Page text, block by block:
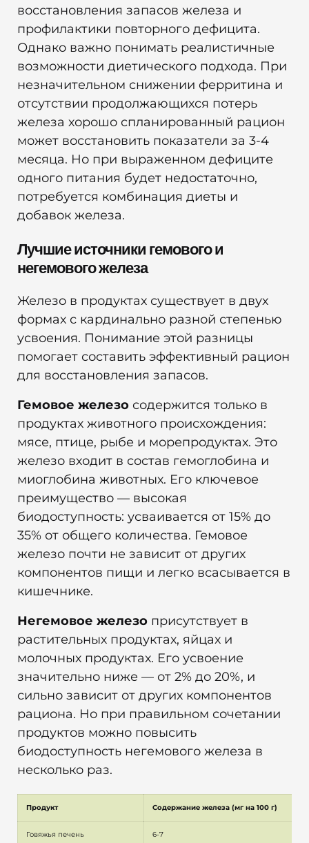
восстановления запасов железа и
профилактики повторного дефицита.
Однако важно понимать реалистичные
возможности диетического подхода. При
незначительном снижении ферритина и
отсутствии продолжающихся потерь
железа хорошо спланированный рацион
может восстановить показатели за 3-4
месяца. Но при выраженном дефиците
одного питания будет недостаточно,
потребуется комбинация диеты и
добавок железа.
Лучшие источники гемового и
негемового железа
Железо в продуктах существует в двух
формах с кардинально разной степенью
усвоения. Понимание этой разницы
помогает составить эффективный рацион
для восстановления запасов.
Гемовое железо содержится только в
продуктах животного происхождения:
мясе, птице, рыбе и морепродуктах. Это
железо входит в состав гемоглобина и
миоглобина животных. Его ключевое
преимущество — высокая
биодоступность: усваивается от 15% до
35% от общего количества. Гемовое
железо почти не зависит от других
компонентов пищи и легко всасывается в
кишечнике.
Негемовое железо присутствует в
растительных продуктах, яйцах и
молочных продуктах. Его усвоение
значительно ниже — от 2% до 20%, и
сильно зависит от других компонентов
рациона. Но при правильном сочетании
продуктов можно повысить
биодоступность негемового железа в
несколько раз.
Продукт Содержание железа (мг на 100 г)
Говяжья печень 6-7